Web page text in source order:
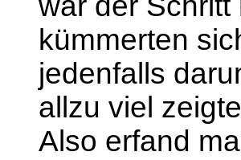
kümmerten
jedenfalls
allzu viel
Also erfand